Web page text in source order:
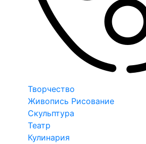
Творчество
Живопись Рисование
Скульптура
Театр
Кулинария